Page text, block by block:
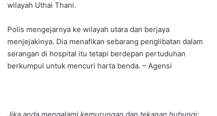
wilayah Uthai Thani.
Polis mengejarnya ke wilayah utara dan berjaya
menjejakinya. Dia menafikan sebarang penglibatan dalam
serangan di hospital itu tetapi berdepan pertuduhan
berkumpul untuk mencuri harta benda. – Agensi